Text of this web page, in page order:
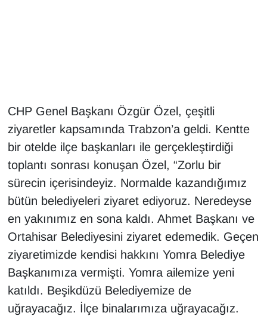
CHP Genel Başkanı Özgür Özel, çeşitli
ziyaretler kapsamında Trabzon’a geldi. Kentte
bir otelde ilçe başkanları ile gerçekleştirdiği
toplantı sonrası konuşan Özel, “Zorlu bir
sürecin içerisindeyiz. Normalde kazandığımız
bütün belediyeleri ziyaret ediyoruz. Neredeyse
en yakınımız en sona kaldı. Ahmet Başkanı ve
Ortahisar Belediyesini ziyaret edemedik. Geçen
ziyaretimizde kendisi hakkını Yomra Belediye
Başkanımıza vermişti. Yomra ailemize yeni
katıldı. Beşikdüzü Belediyemize de
uğrayacağız. İlçe binalarımıza uğrayacağız.
Kamu Alımları
Kim Kimdir?
Kültür & Sanat
KURDÎ
MAGAZİN
MEDYA